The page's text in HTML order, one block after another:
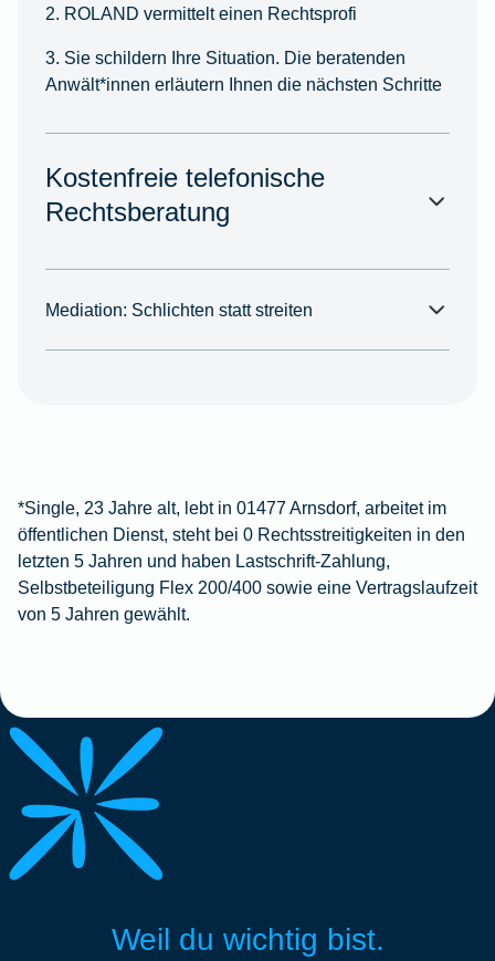
2. ROLAND vermittelt einen Rechtsprofi
3. Sie schildern Ihre Situation. Die beratenden
Anwält*innen erläutern Ihnen die nächsten Schritte
Kostenfreie telefonische
Rechtsberatung
Mediation: Schlichten statt streiten
*Single, 23 Jahre alt, lebt in 01477 Arnsdorf, arbeitet im
öffentlichen Dienst, steht bei 0 Rechtsstreitigkeiten in den
letzten 5 Jahren und haben Lastschrift-Zahlung,
Selbstbeteiligung Flex 200/400 sowie eine Vertragslaufzeit
von 5 Jahren gewählt.
Weil du wichtig bist.